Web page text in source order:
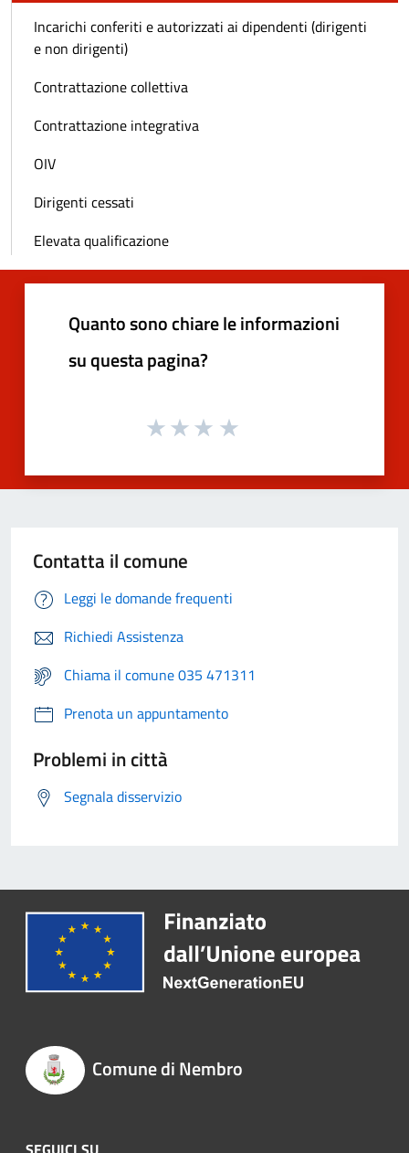
Incarichi conferiti e autorizzati ai dipendenti (dirigenti
e non dirigenti)
Contrattazione collettiva
Contrattazione integrativa
OIV
Dirigenti cessati
Elevata qualificazione
Quanto sono chiare le informazioni
su questa pagina?
Contatta il comune
Leggi le domande frequenti
Richiedi Assistenza
Chiama il comune 035 471311
Prenota un appuntamento
Problemi in città
Segnala disservizio
Comune di Nembro